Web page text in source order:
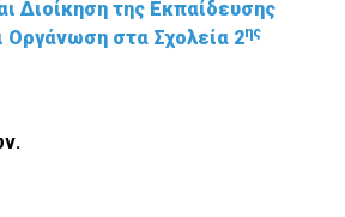
Διοίκηση της Εκπαίδευσης
Οργάνωση στα Σχολεία 2ης